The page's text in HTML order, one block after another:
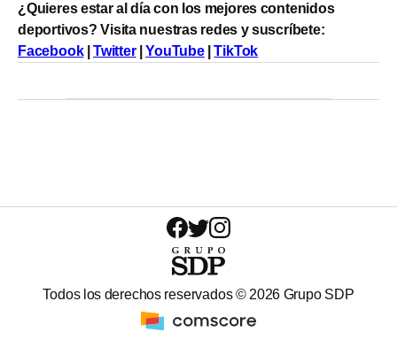
¿Quieres estar al día con los mejores contenidos
deportivos? Visita nuestras redes y suscríbete:
Facebook|Twitter| YouTube|TikTok
Todos los derechos reservados © 2026 Grupo SDP